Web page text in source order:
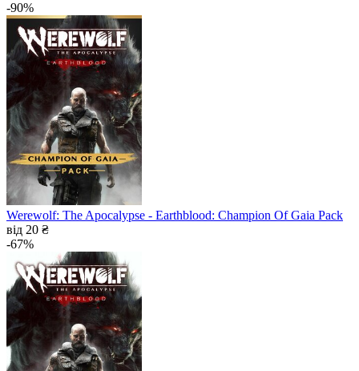
-90%
Werewolf: The Apocalypse - Earthblood: Champion Of Gaia Pack
від 20 ₴
-67%